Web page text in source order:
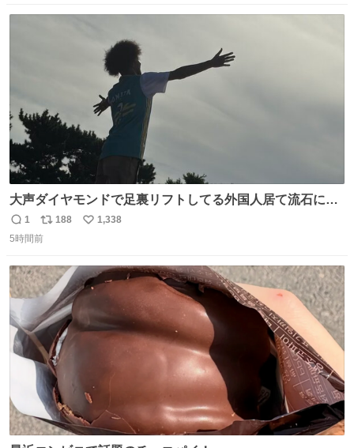
大声ダイヤモンドで足裏リフトしてる外国人居て流石に時
代はAKB48ですかと…
返
信
1
リ
ポ
ト
数
188
い
数
1,338
5時間前